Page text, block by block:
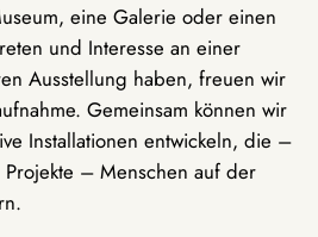
eine Galerie oder einen
und Interesse an einer
Ausstellung haben, freuen wir
Gemeinsam können wir
Installationen entwickeln, die –
– Menschen auf der